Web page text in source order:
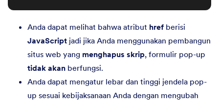
Anda dapat melihat bahwa atribut href berisi
JavaScript jadi jika Anda menggunakan pembangun
situs web yang menghapus skrip, formulir pop-up
tidak akan berfungsi.
Anda dapat mengatur lebar dan tinggi jendela pop-
up sesuai kebijaksanaan Anda dengan mengubah